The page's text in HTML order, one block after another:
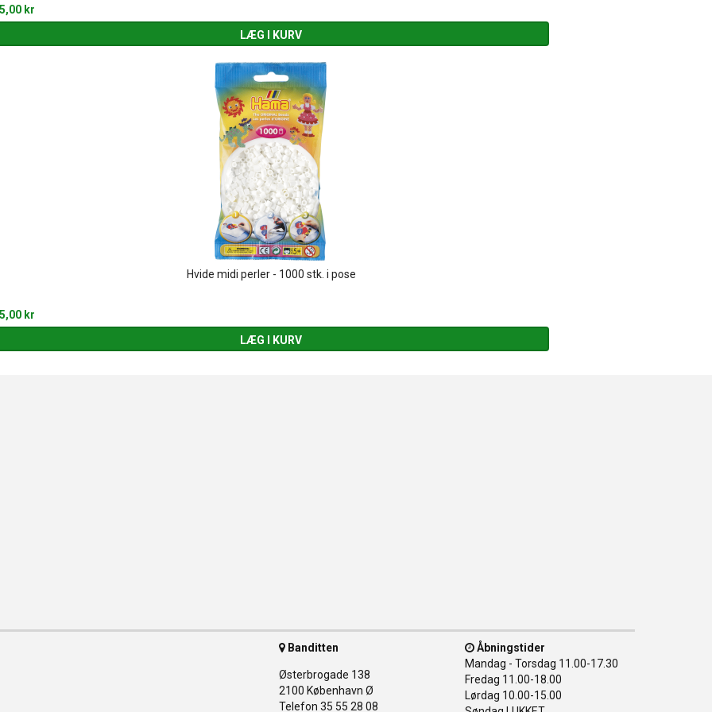
kr
LÆG I KURV
Hvide midi perler - 1000 stk. i pose
kr
LÆG I KURV
Banditten
Østerbrogade 138
2100 København Ø
Telefon 35 55 28 08
Åbningstider
Mandag - Torsdag 11.00-17.30
Fredag 11.00-18.00
Lørdag 10.00-15.00